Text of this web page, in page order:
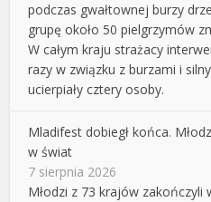
podczas gwałtownej burzy
grupę około 50 pielgrzymów
W całym kraju strażacy
razy w związku z burzami i
ucierpiały cztery osoby.
Mladifest dobiegł końca.
w świat
7 sierpnia 2026
Młodzi z 73 krajów